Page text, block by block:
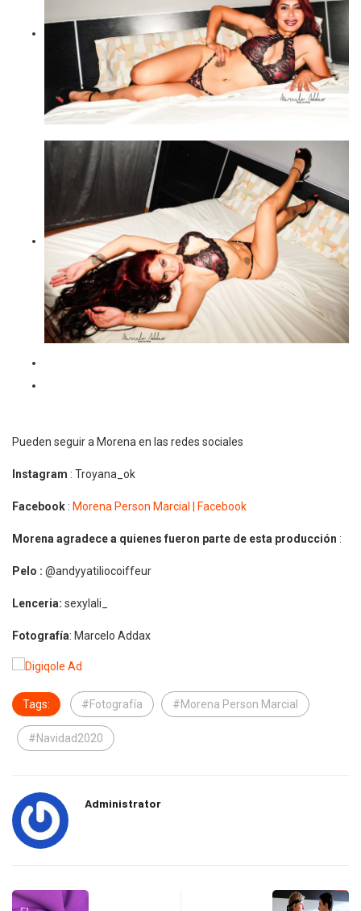
Pueden seguir a Morena en las redes sociales
Instagram : Troyana_ok
Facebook : Morena Person Marcial | Facebook
Morena agradece a quienes fueron parte de esta producción :
Pelo : @andyyatiliocoiffeur
Lenceria: sexylali_
Fotografía: Marcelo Addax
Tags: #Fotografía #Morena Person Marcial
#Navidad2020
Administrator